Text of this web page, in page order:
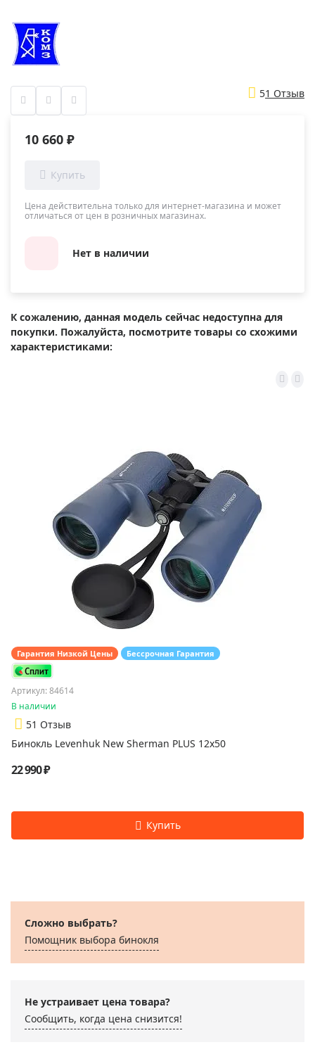
51 Отзыв
10 660 ₽
Цена действительна только для интернет-магазина и может
отличаться от цен в розничных магазинах.
Нет в наличии
К сожалению, данная модель сейчас недоступна для
покупки. Пожалуйста, посмотрите товары со схожими
характеристиками:
Гарантия Низкой Цены Бессрочная Гарантия
Артикул: 84614
В наличии
51 Отзыв
Бинокль Levenhuk New Sherman PLUS 12x50
22 990 ₽
Сложно выбрать?
Помощник выбора бинокля
Не устраивает цена товара?
Сообщить, когда цена снизится!